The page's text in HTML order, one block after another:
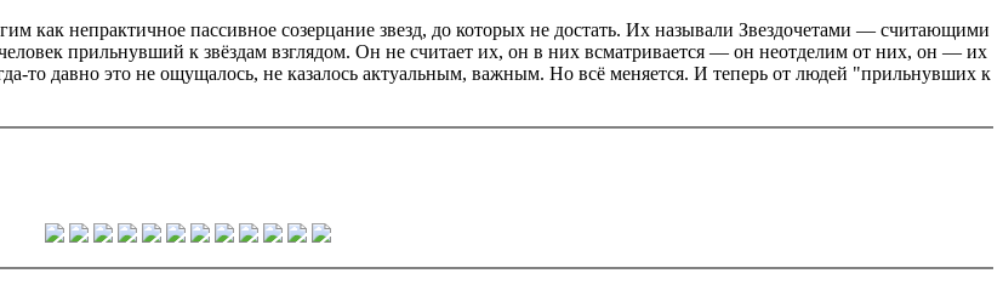
как непрактичное пассивное созерцание звезд, до которых не достать. Их называли Звездочетами — считающими
прильнувший к звёздам взглядом. Он не считает их, он в них всматривается — он неотделим от них, он — их
то давно это не ощущалось, не казалось актуальным, важным. Но всё меняется. И теперь от людей "прильнувших к